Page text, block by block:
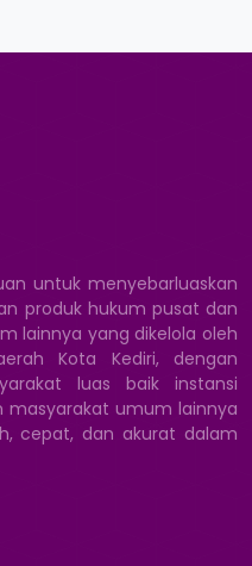
untuk menyebarluaskan
produk hukum pusat dan
lainnya yang dikelola oleh
Kota Kediri, dengan
luas baik instansi
masyarakat umum lainnya
cepat, dan akurat dalam